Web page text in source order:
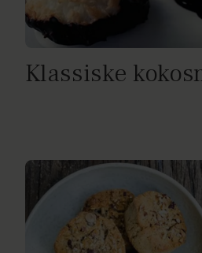
Klassiske